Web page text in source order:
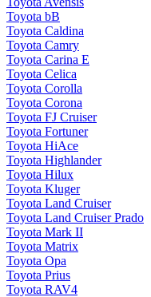
Toyota bB
Toyota Caldina
Toyota Camry
Toyota Carina E
Toyota Celica
Toyota Corolla
Toyota Corona
Toyota FJ Cruiser
Toyota Fortuner
Toyota HiAce
Toyota Highlander
Toyota Hilux
Toyota Kluger
Toyota Land Cruiser
Toyota Land Cruiser Prado
Toyota Mark II
Toyota Matrix
Toyota Opa
Toyota Prius
Toyota RAV4